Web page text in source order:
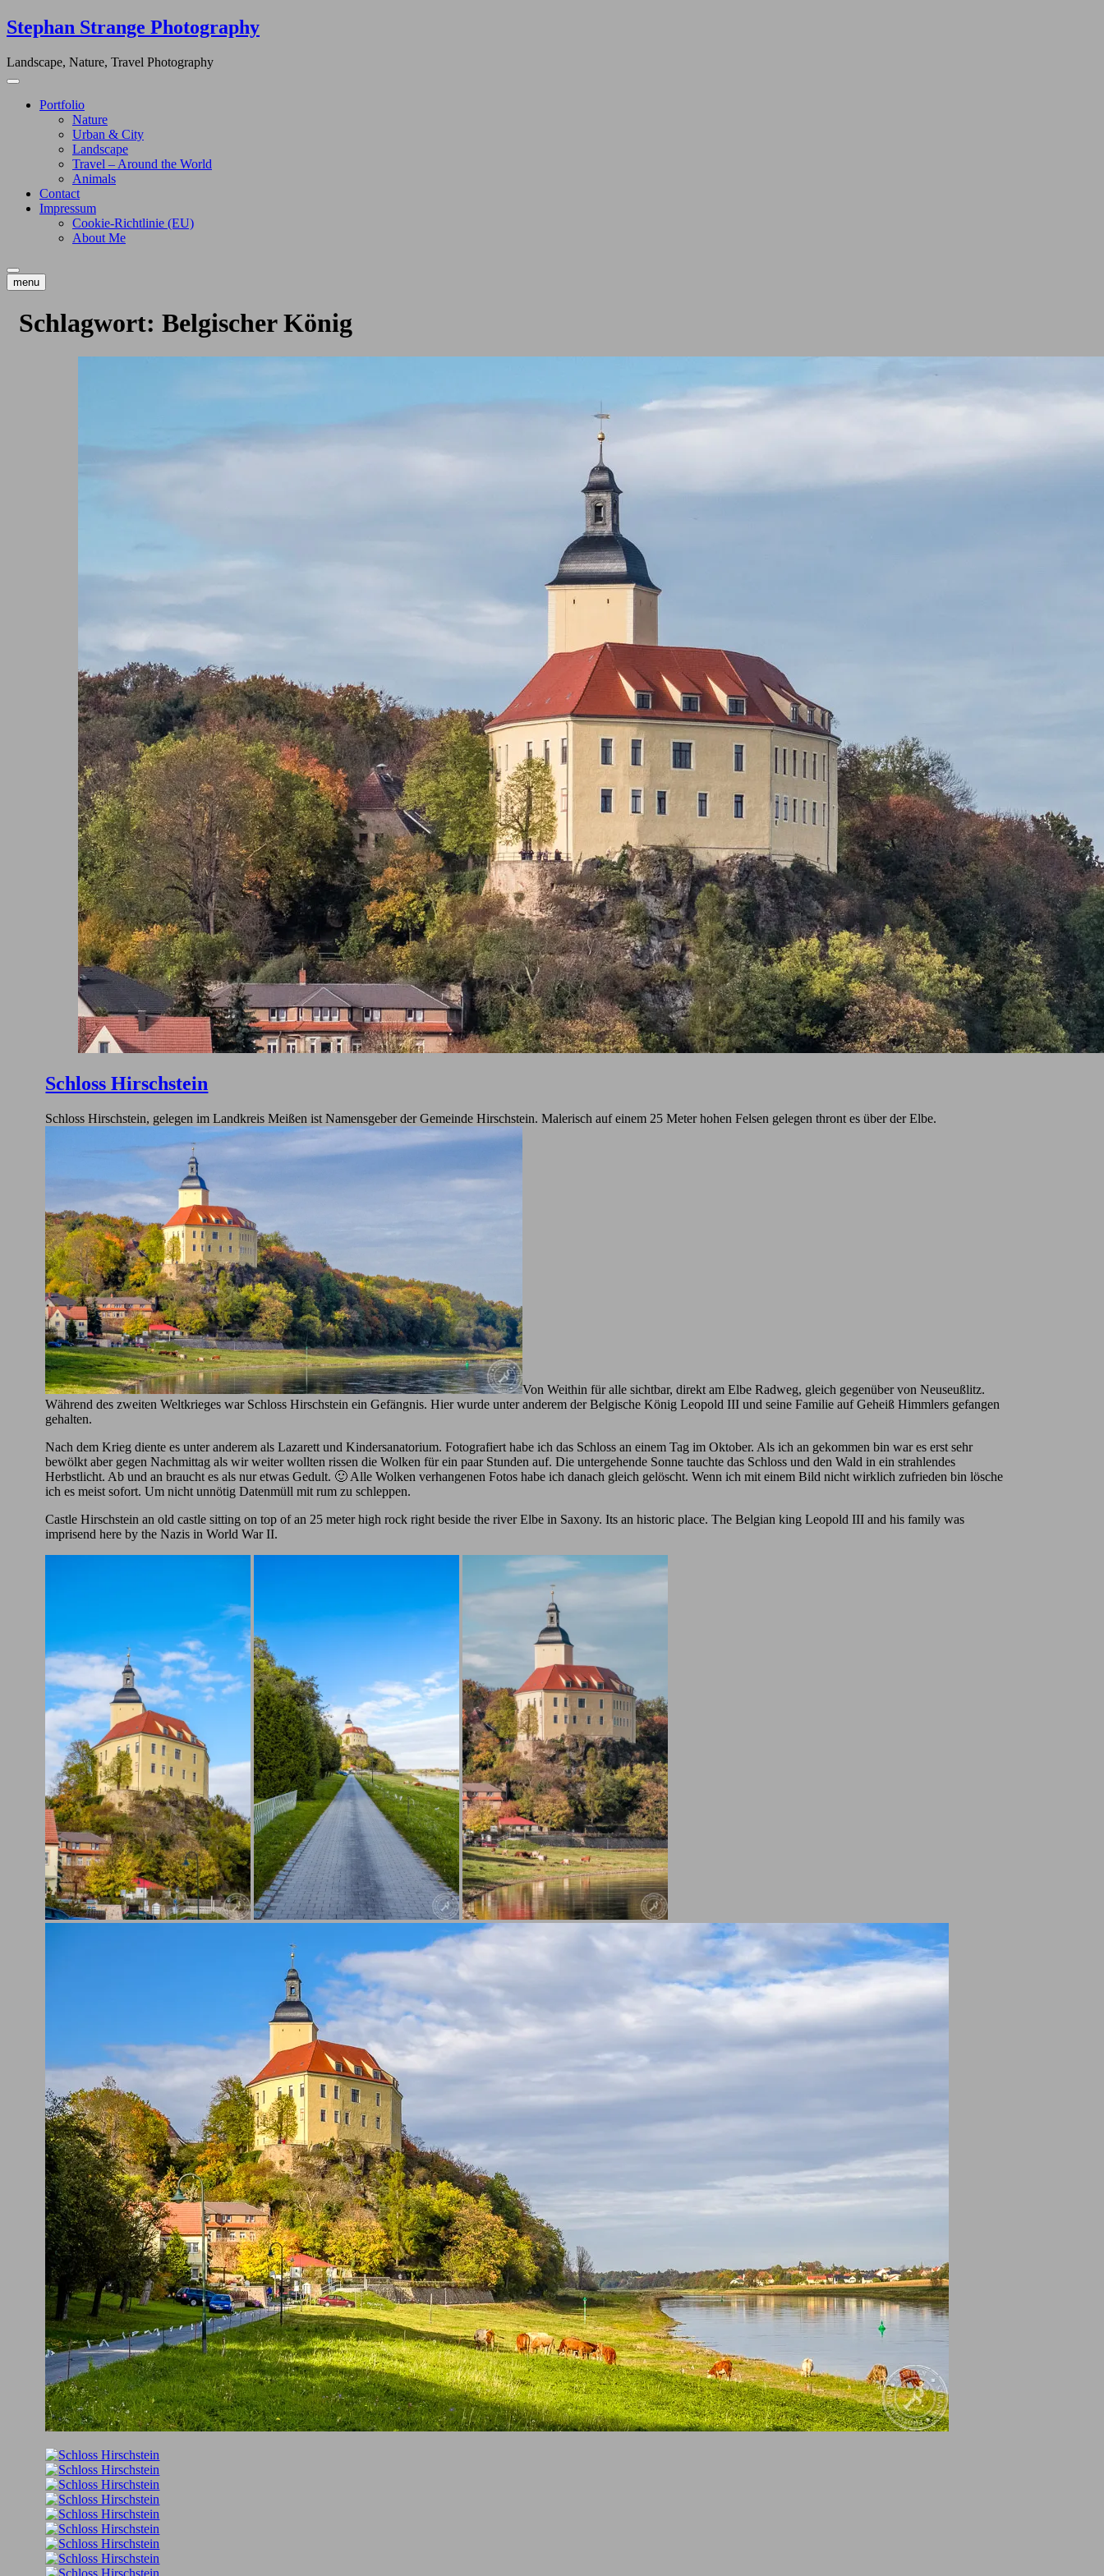
Skip
to
Stephan Strange Photography
Landscape, Nature, Travel Photography
Portfolio
Nature
Urban & City
Landscape
Travel – Around the World
Animals
Contact
Impressum
Cookie-Richtlinie (EU)
About Me
menu
Schlagwort: Belgischer König
Schloss Hirschstein
Schloss Hirschstein, gelegen im Landkreis Meißen ist Namensgeber der Gemeinde Hirschstein. Malerisch auf einem 25 Meter hohen Felsen gelegen thront es über der Elbe.
Von Weithin für alle sichtbar, direkt am Elbe Radweg, gleich gegenüber von Neuseußlitz.
Während des zweiten Weltkrieges war Schloss Hirschstein ein Gefängnis. Hier wurde unter anderem der Belgische König Leopold III und seine Familie auf Geheiß Himmlers gefangen
gehalten.
Nach dem Krieg diente es unter anderem als Lazarett und Kindersanatorium. Fotografiert habe ich das Schloss an einem Tag im Oktober. Als ich an gekommen bin war es erst sehr
bewölkt aber gegen Nachmittag als wir weiter wollten rissen die Wolken für ein paar Stunden auf. Die untergehende Sonne tauchte das Schloss und den Wald in ein strahlendes
Herbstlicht. Ab und an braucht es als nur etwas Gedult. 🙂 Alle Wolken verhangenen Fotos habe ich danach gleich gelöscht. Wenn ich mit einem Bild nicht wirklich zufrieden bin lösche
ich es meist sofort. Um nicht unnötig Datenmüll mit rum zu schleppen.
Castle Hirschstein an old castle sitting on top of an 25 meter high rock right beside the river Elbe in Saxony. Its an historic place. The Belgian king Leopold III and his family was
imprisend here by the Nazis in World War II.